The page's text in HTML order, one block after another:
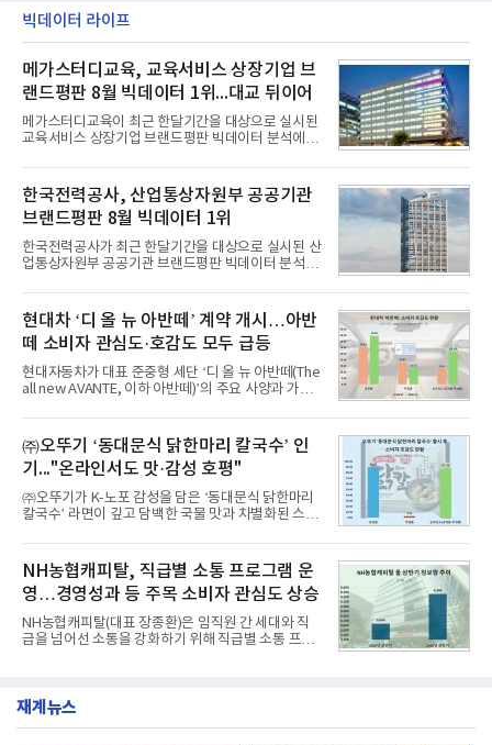
빅데이터 라이프
메가스터디교육, 교육서비스 상장기업 브
랜드평판 8월 빅데이터 1위...대교 뒤이어
메가스터디교육이 최근 한달기간을 대상으로 실시된
교육서비스 상장기업 브랜드평판 빅데이터 분석에서
일 한국기업평판연구소(소장 구창환)는 국내 교육서
비스 상장기업 브랜드를 대상으로 지난 7월 7일부터
8월 7일까지 수집된 소비자 빅데이터 10,074,233건
을 분석한 결과, 메가스터디교육이 브랜드평판지수
1,710,926을 기록하며 8월 1위에 올랐다고 밝혔다.
분석에 활용된 빅데이터는 지난 7월(9,491,206건) 대
비 6.14% 증가한 수치로, 교육서비스 상장기업 브랜
디교육, 대교, 디지
한국전력공사, 산업통상자원부 공공기관
브랜드평판 8월 빅데이터 1위
한국전력공사가 최근 한달기간을 대상으로 실시된 산
업통상자원부 공공기관 브랜드평판 빅데이터 분석에
이 순으로 뒤를 이었다.7일 한국기업평판연구소(소장
구창환)는 산업통상자원부 공공기관 41개 브랜드를
대상으로 지난 7월 7일부터 8월 7일까지 수집된 소비
자 빅데이터 91,102,549건을 분석한 결과, 한국전력
공사가 브랜드평판지수 10,670,633을 기록하며 8월
1위에 올랐다고 밝혔다. 분석에 활용된 빅데이터는 지
난 7월(88,893,823건) 대비 2.48% 증가한 수치다.연
수력원자력, 한국석
현대차 ‘디 올 뉴 아반떼’ 계약 개시…아반
떼 소비자 관심도·호감도 모두 급등
현대자동차가 대표 준중형 세단 ‘디 올 뉴 아반떼(The
all new AVANTE, 이하 아반떼)’의 주요 사양과 가격
떼는 6년 만에 선보이는 8세대 완전변경 모델로, ▲정
교한 선과 면을 중심으로 완성한 파격적인 디자인 ▲
과거 중형 세단 수준으로 확대된 차체 제원 ▲글로벌
최고 수준의 안전성 ▲성능과 효율을 동시에 높인 주
행 완성도 ▲첨단 편의 및 디지털 사양 적용 등을 통해
글로벌 준중형 세단의 새로운 기준을 세웠다.아반떼
는 가솔린 2.0과 1.6 하이브리드 두 가지 파워트레인
넘
㈜오뚜기 ‘동대문식 닭한마리 칼국수’ 인
기..."온라인서도 맛·감성 호평"
㈜오뚜기가 K-노포 감성을 담은 ‘동대문식 닭한마리
칼국수’ 라면이 깊고 담백한 국물 맛과 차별화된 스토
혔다.‘동대문식 닭한마리 칼국수’는 예상을 뛰어넘는
소비자 호응에 힘입어 지난 7월 13일 첫 선을 보인 지
단 18일 만에 누적 판매량 50만 개를 돌파하는 성과를
거두었다.이번 신제품은 개발진이 전국의 닭한마리
전문점을 직접 찾아 다니며 최적의 육수 비율을 완성
했다. 자극적이지 않으면서도 깊은 닭육수에 마늘의
개운한 풍미를 더했으며, 국물이 잘 배어들면서도 쫄
서도
NH농협캐피탈, 직급별 소통 프로그램 운
영…경영성과 등 주목 소비자 관심도 상승
NH농협캐피탈(대표 장종환)은 임직원 간 세대와 직
급을 넘어선 소통을 강화하기 위해 직급별 소통 프로
영지원부 홍보팀과 2026년 새로이(e)＊가 공동 주관
재계뉴스